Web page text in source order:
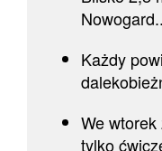
Każdy
We
tylko